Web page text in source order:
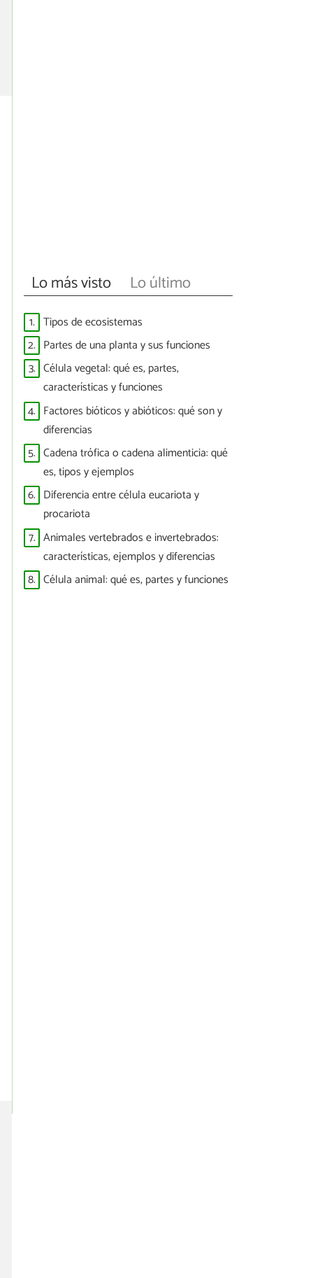
Lo más visto Lo último
1. Tipos de ecosistemas
2. Partes de una planta y sus funciones
3. Célula vegetal: qué es, partes,
características y funciones
4. Factores bióticos y abióticos: qué son y
diferencias
5. Cadena trófica o cadena alimenticia: qué
es, tipos y ejemplos
6. Diferencia entre célula eucariota y
procariota
7. Animales vertebrados e invertebrados:
características, ejemplos y diferencias
8. Célula animal: qué es, partes y funciones